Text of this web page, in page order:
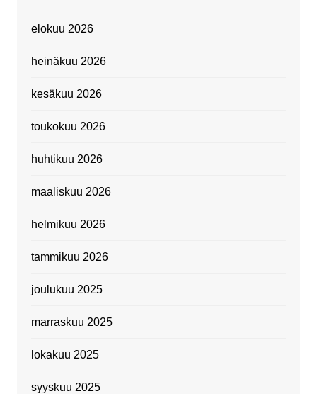
elokuu 2026
heinäkuu 2026
kesäkuu 2026
toukokuu 2026
huhtikuu 2026
maaliskuu 2026
helmikuu 2026
tammikuu 2026
joulukuu 2025
marraskuu 2025
lokakuu 2025
syyskuu 2025